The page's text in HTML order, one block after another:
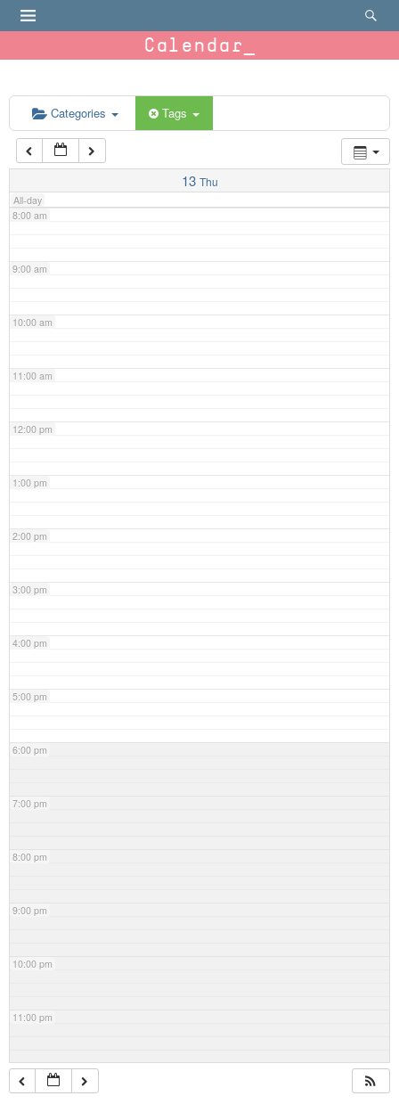
Calendar
Categories Tags
13 Thu
All-day
6:00 am
7:00 am
8:00 am
9:00 am
10:00 am
11:00 am
12:00 pm
1:00 pm
2:00 pm
3:00 pm
4:00 pm
5:00 pm
6:00 pm
7:00 pm
8:00 pm
9:00 pm
10:00 pm
11:00 pm